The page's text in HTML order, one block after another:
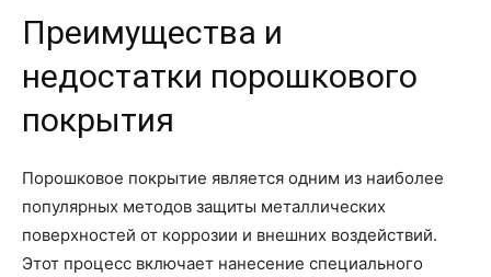
Преимущества и
недостатки порошкового
покрытия
Порошковое покрытие является одним из наиболее
популярных методов защиты металлических
поверхностей от коррозии и внешних воздействий.
Этот процесс включает нанесение специального